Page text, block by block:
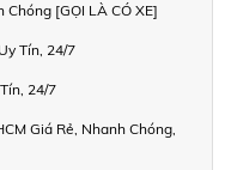
Chóng [GỌI LÀ CÓ XE]
Tín, 24/7
24/7
Giá Rẻ, Nhanh Chóng,